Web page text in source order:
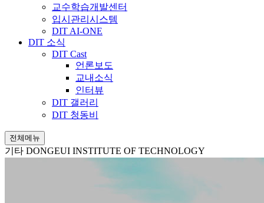
교수학습개발센터
입시관리시스템
DIT AI-ONE
DIT 소식
DIT Cast
언론보도
교내소식
인터뷰
DIT 갤러리
DIT 청동비
전체메뉴
기타 DONGEUI INSTITUTE OF TECHNOLOGY